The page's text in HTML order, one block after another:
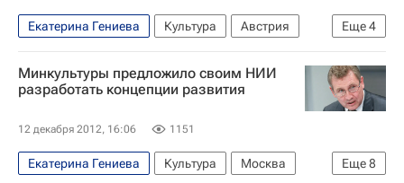
Еще4
Екатерина Гениева Культура
Австрия
Европа
Весь мир
Правительство РФ
Минкультуры предложило своим НИИ
разработать концепции развития
12 декабря 2012, 16:06 1151
Еще8
Екатерина Гениева Культура
Москва